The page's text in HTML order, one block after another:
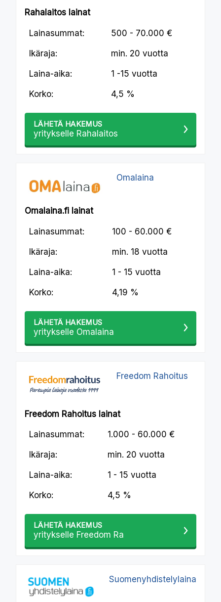
Rahalaitos lainat
Lainasummat: 500 - 70.000 €
Ikäraja: min. 20 vuotta
Laina-aika: 1 -15 vuotta
Korko: 4,5 %
LÄHETÄ HAKEMUS
yritykselle Rahalaitos
Omalaina
Omalaina.fi lainat
Lainasummat: 100 - 60.000 €
Ikäraja: min. 18 vuotta
Laina-aika: 1 - 15 vuotta
Korko: 4,19 %
LÄHETÄ HAKEMUS
yritykselle Omalaina
Freedom Rahoitus
Freedom Rahoitus lainat
Lainasummat: 1.000 - 60.000 €
Ikäraja: min. 20 vuotta
Laina-aika: 1 - 15 vuotta
Korko: 4,5 %
LÄHETÄ HAKEMUS
yritykselle Freedom Ra
Suomenyhdistelylaina